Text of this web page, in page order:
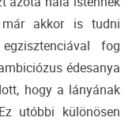
már akkor is tudni
fog
édesanya
hogy a lányának
utóbbi különösen